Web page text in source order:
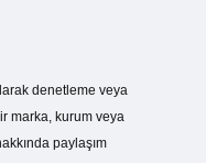
denetleme veya
marka, kurum veya
paylaşım